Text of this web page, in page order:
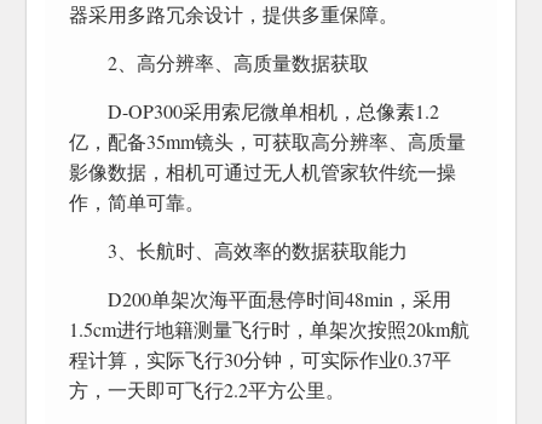
器采用多路冗余设计，提供多重保障。
2、高分辨率、高质量数据获取
D-OP300采用索尼微单相机，总像素1.2
亿，配备35mm镜头，可获取高分辨率、高质量
影像数据，相机可通过无人机管家软件统一操
作，简单可靠。
3、长航时、高效率的数据获取能力
D200单架次海平面悬停时间48min，采用
1.5cm进行地籍测量飞行时，单架次按照20km航
程计算，实际飞行30分钟，可实际作业0.37平
方，一天即可飞行2.2平方公里。